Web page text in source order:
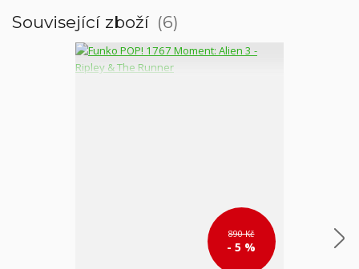
Související zboží 6
890 Kč
- 5 %